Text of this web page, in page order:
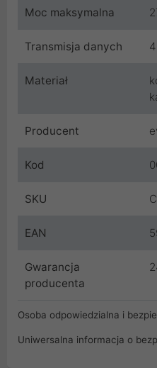
Moc maksymalna
Transmisja danych
Materiał
Producent
Kod
SKU
EAN
Gwarancja
producenta
Osoba odpowiedzialna i
Uniwersalna informacja o